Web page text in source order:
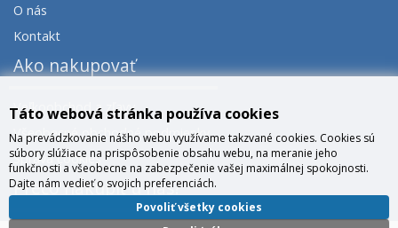
O nás
Kontakt
Ako nakupovať
Veľkoobchod a zľavy
Všeobecné obchodné podmienky
Správa cookies
Prečo nakúpiť u nás?
Táto webová stránka používa cookies
Na prevádzkovanie nášho webu využívame takzvané cookies. Cookies sú
súbory slúžiace na prispôsobenie obsahu webu, na meranie jeho
funkčnosti a všeobecne na zabezpečenie vašej maximálnej spokojnosti.
Dajte nám vedieť o svojich preferenciách.
Povoliť všetky cookies